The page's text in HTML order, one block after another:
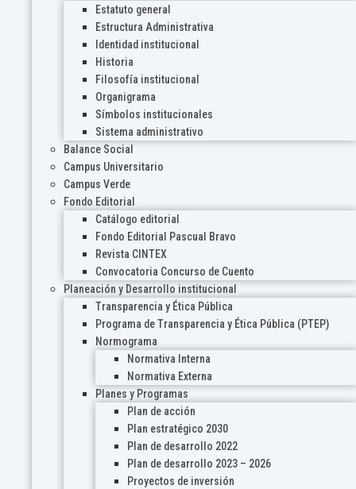
Estatuto general
Estructura Administrativa
Identidad institucional
Historia
Filosofía institucional
Organigrama
Símbolos institucionales
Sistema administrativo
Balance Social
Campus Universitario
Campus Verde
Fondo Editorial
Catálogo editorial
Fondo Editorial Pascual Bravo
Revista CINTEX
Convocatoria Concurso de Cuento
Planeación y Desarrollo institucional
Transparencia y Ética Pública
Programa de Transparencia y Ética Pública (PTEP)
Normograma
Normativa Interna
Normativa Externa
Planes y Programas
Plan de acción
Plan estratégico 2030
Plan de desarrollo 2022
Plan de desarrollo 2023 – 2026
Proyectos de inversión